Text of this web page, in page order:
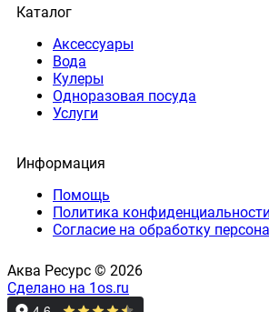
Каталог
Аксессуары
Вода
Кулеры
Одноразовая посуда
Услуги
Информация
Помощь
Политика конфиденциальности
Согласие на обработку
Аква Ресурс © 2026
Сделано на 1os.ru